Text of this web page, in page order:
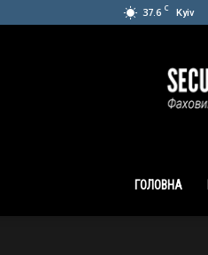
37.6 C Kyiv
ГОЛОВНА